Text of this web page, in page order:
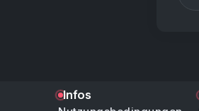
Infos